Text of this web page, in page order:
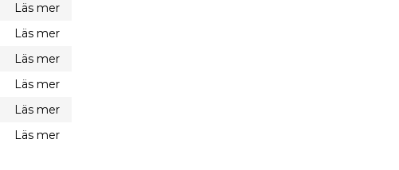
Läs mer
Läs mer
Läs mer
Läs mer
Läs mer
Läs mer